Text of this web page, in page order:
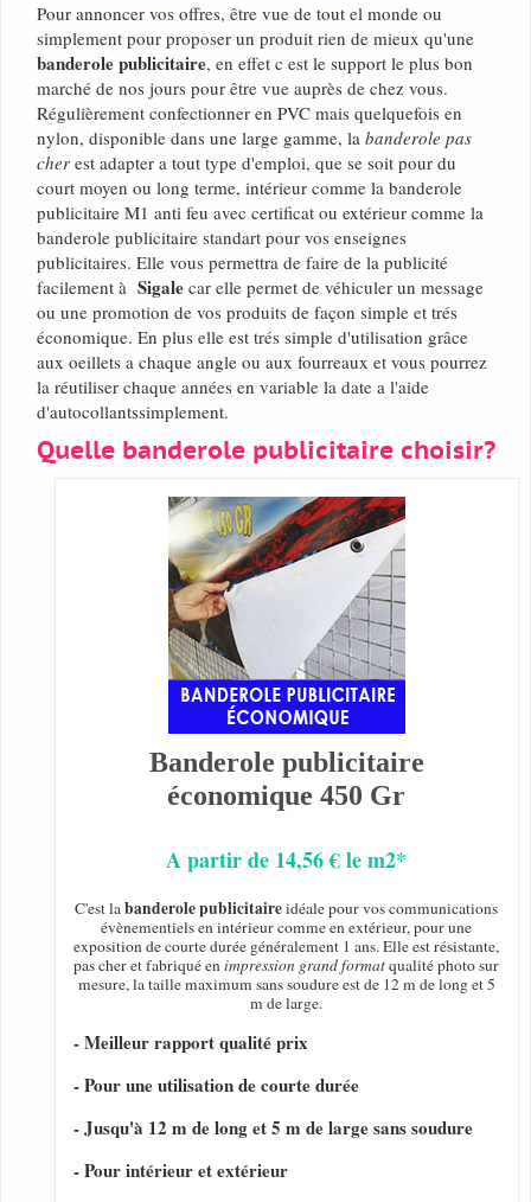
Pour annoncer vos offres, être vue de tout el monde ou
simplement pour proposer un produit rien de mieux qu'une
banderole publicitaire, en effet c est le support le plus bon
marché de nos jours pour être vue auprès de chez vous.
Régulièrement confectionner en PVC mais quelquefois en
nylon, disponible dans une large gamme, la banderole pas
cher est adapter a tout type d'emploi, que se soit pour du
court moyen ou long terme, intérieur comme la banderole
publicitaire M1 anti feu avec certificat ou extérieur comme la
banderole publicitaire standart pour vos enseignes
publicitaires. Elle vous permettra de faire de la publicité
facilement à Sigale car elle permet de véhiculer un message
ou une promotion de vos produits de façon simple et trés
économique. En plus elle est trés simple d'utilisation grâce
aux oeillets a chaque angle ou aux fourreaux et vous pourrez
la réutiliser chaque années en variable la date a l'aide
d'autocollantssimplement.
Quelle banderole publicitaire choisir?
Banderole publicitaire
économique 450 Gr
A partir de 14,56 € le m2*
C'est labanderole publicitaireidéale pour vos communications
évènementiels en intérieur comme en extérieur, pour une
exposition de courte durée généralement 1 ans. Elle est résistante,
pas cher et fabriqué enimpression grand formatqualité photo sur
mesure, la taille maximum sans soudure est de 12 m de long et 5
m de large.
- Meilleur rapport qualité prix
- Pour une utilisation de courte durée
- Jusqu'à 12 m de long et 5 m de large sans soudure
- Pour intérieur et extérieur